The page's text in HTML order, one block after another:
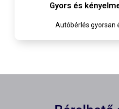
Gyors és
Autóbérlés gyorsan